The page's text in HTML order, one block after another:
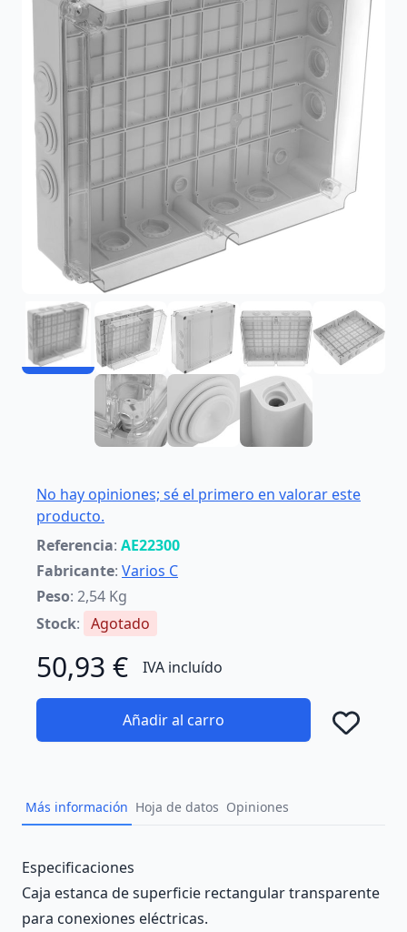
No hay opiniones; sé el primero en valorar este
producto.
Referencia: AE22300
Fabricante: Varios C
Peso: 2,54 Kg
Stock: Agotado
50,93 € IVA incluído
Añadir al carro
Más información Hoja de datos Opiniones
Description
Especificaciones
Caja estanca de superficie rectangular transparente
para conexiones eléctricas.